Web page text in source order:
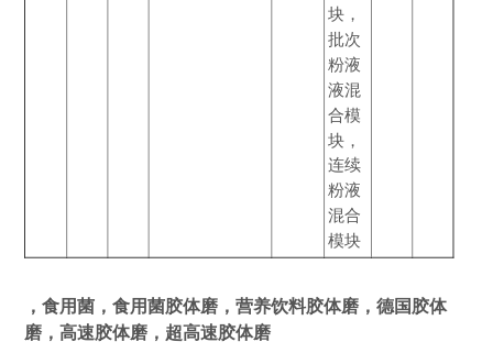
块，
批次
粉液
液混
合模
块，
连续
粉液
混合
模块
，食用菌，食用菌胶体磨，营养饮料胶体磨，德国胶体
磨，高速胶体磨，超高速胶体磨